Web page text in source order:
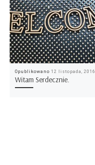
Opublikowano 12 listopada, 2016
Witam Serdecznie.